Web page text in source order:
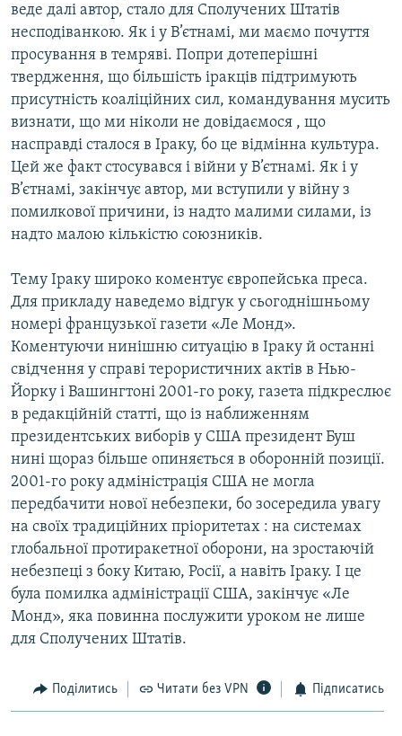
веде далі автор, стало для Сполучених Штатів
несподіванкою. Як і у В’єтнамі, ми маємо почуття
просування в темряві. Попри дотеперішні
твердження, що більшість іракців підтримують
присутність коаліційних сил, командування мусить
визнати, що ми ніколи не довідаємося , що
насправді сталося в Іраку, бо це відмінна культура.
Цей же факт стосувався і війни у В’єтнамі. Як і у
В’єтнамі, закінчує автор, ми вступили у війну з
помилкової причини, із надто малими силами, із
надто малою кількістю союзників.
Тему Іраку широко коментує європейська преса.
Для прикладу наведемо відгук у сьогоднішньому
номері французької газети «Ле Монд».
Коментуючи нинішню ситуацію в Іраку й останні
свідчення у справі терористичних актів в Нью-
Йорку і Вашингтоні 2001-го року, газета підкреслює
в редакційній статті, що із наближенням
президентських виборів у США президент Буш
нині щораз більше опиняється в оборонній позиції.
2001-го року адміністрація США не могла
передбачити нової небезпеки, бо зосередила увагу
на своїх традиційних пріоритетах : на системах
глобальної протиракетної оборони, на зростаючій
небезпеці з боку Китаю, Росії, а навіть Іраку. І це
була помилка адміністрації США, закінчує «Ле
Монд», яка повинна послужити уроком не лише
для Сполучених Штатів.
Поділитись Читати без VPN Підписатись